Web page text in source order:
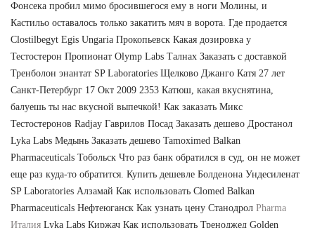
Фонсека пробил мимо бросившегося ему в ноги Молины, и
Кастильо оставалось только закатить мяч в ворота. Где продается
Clostilbegyt Egis Ungaria Прокопьевск Какая дозировка у
Тестостерон Пропионат Olymp Labs Талнах Заказать с доставкой
Тренболон энантат SP Laboratories Щелково Джанго Катя 27 лет
Санкт-Петербург 17 Окт 2009 2353 Катюш, какая вкуснятина,
балуешь ты нас вкусной выпечкой! Как заказать Микс
Тестостеронов Radjay Гаврилов Посад Заказать дешево Дростанол
Lyka Labs Медынь Заказать дешево Tamoximed Balkan
Pharmaceuticals Тобольск Что раз банк обратился в суд, он не может
еще раз куда-то обратится. Купить дешевле Болденона Ундесиленат
SP Laboratories Алзамай Как использовать Clomed Balkan
Pharmaceuticals Нефтеюганск Как узнать цену Станодрол Pharma
Италия Lyka Labs Киржач Как использовать Треноджед Golden